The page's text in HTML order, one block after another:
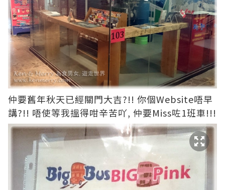
仲要舊年秋天已經關門大吉?!! 你個Website唔早
講?!! 唔使等我搵得咁辛苦吖, 仲要Miss咗1班車!!!